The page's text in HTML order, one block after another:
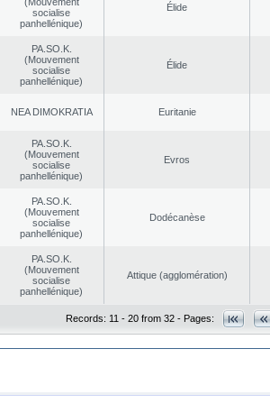
socialise
panhellénique)
Élide
PA.SO.K.
(Mouvement
socialise
panhellénique)
Élide
NEA DΙMOKRATIA Euritanie
PA.SO.K.
(Mouvement
socialise
panhellénique)
Evros
PA.SO.K.
(Mouvement
socialise
panhellénique)
Dodécanèse
PA.SO.K.
(Mouvement
socialise
panhellénique)
Αttique (agglomération)
Records: 11 - 20 from 32 - Pages: